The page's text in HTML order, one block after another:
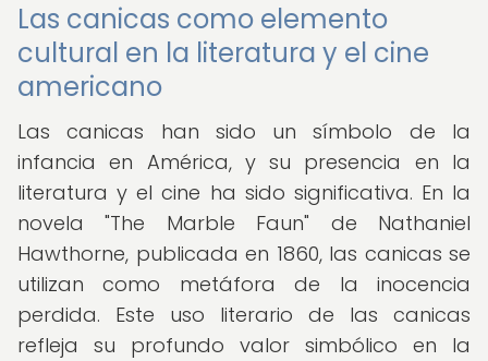
Las canicas como elemento
cultural en la literatura y el cine
americano
Las canicas han sido un símbolo de la
infancia en América, y su presencia en la
literatura y el cine ha sido significativa. En la
novela "The Marble Faun" de Nathaniel
Hawthorne, publicada en 1860, las canicas se
utilizan como metáfora de la inocencia
perdida. Este uso literario de las canicas
refleja su profundo valor simbólico en la